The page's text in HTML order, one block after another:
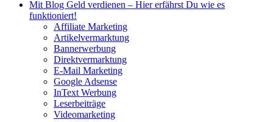
Mit Blog Geld verdienen – Hier erfährst Du wie es
funktioniert!
Affiliate Marketing
Artikelvermarktung
Bannerwerbung
Direktvermarktung
E-Mail Marketing
Google Adsense
InText Werbung
Leserbeiträge
Videomarketing